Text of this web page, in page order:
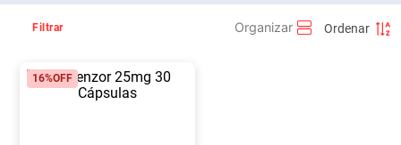
Filtrar
16%OFF
3º
5º Fralda G